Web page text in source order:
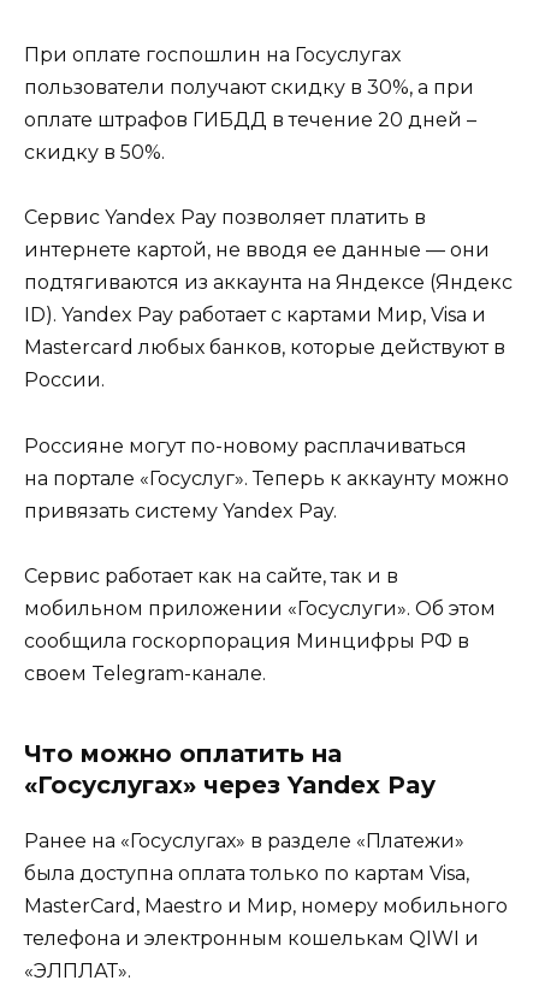
При оплате госпошлин на Госуслугах
пользователи получают скидку в 30%, а при
оплате штрафов ГИБДД в течение 20 дней –
скидку в 50%.
Сервис Yandex Pay позволяет платить в
интернете картой, не вводя ее данные — они
подтягиваются из аккаунта на Яндексе (Яндекс
ID). Yandex Pay работает с картами Мир, Visa и
Mastercard любых банков, которые действуют в
России.
Россияне могут по-новому расплачиваться
на портале «Госуслуг». Теперь к аккаунту можно
привязать систему Yandex Pay.
Сервис работает как на сайте, так и в
мобильном приложении «Госуслуги». Об этом
сообщила госкорпорация Минцифры РФ в
своем Telegram-канале.
Что можно оплатить на
«Госуслугах» через Yandex Pay
Ранее на «Госуслугах» в разделе «Платежи»
была доступна оплата только по картам Visa,
MasterCard, Maestro и Мир, номеру мобильного
телефона и электронным кошелькам QIWI и
«ЭЛПЛАТ».